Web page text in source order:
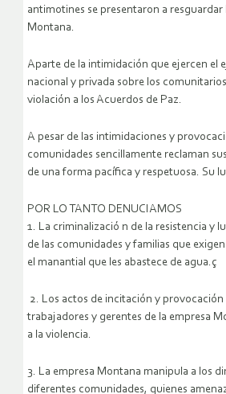
antimotines se presentaron a resguardar
Montana.
Aparte de la intimidación que ejercen el
nacional y privada sobre los
violación a los Acuerdos de Paz.
A pesar de las intimidaciones y
comunidades sencillamente reclaman
de una forma pacífica y respetuosa. Su
POR LO TANTO DENUCIAMOS
1. La criminalizació n de la resistencia y
de las comunidades y familias que
el manantial que les abastece de agua.ç
2. Los actos de incitación y provocación
trabajadores y gerentes de la empresa
a la violencia.
3. La empresa Montana manipula a los
diferentes comunidades, quienes